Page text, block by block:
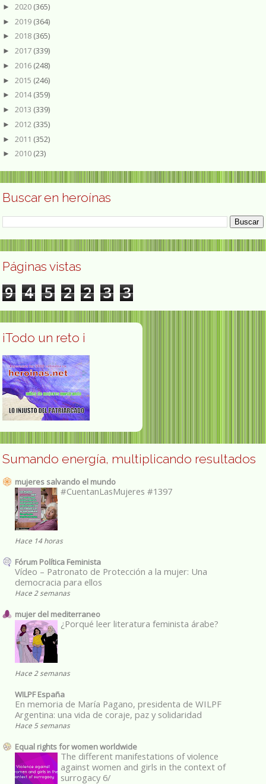
► 2020 (365)
► 2019 (364)
► 2018 (365)
► 2017 (339)
► 2016 (248)
► 2015 (246)
► 2014(359)
► 2013 (339)
► 2012 (335)
► 2011 (352)
► 2010 (23)
Buscar en heroínas
Páginas vistas
9 4 5 2 2 3 3
¡Todo un reto ¡
Sumando energía, multiplicando resultados
mujeres salvando el mundo
#CuentanLasMujeres #1397
Hace 14 horas
Fórum Política Feminista
Vídeo – Patronato de Protección a la mujer: Una
democracia para ellos
Hace 2 semanas
mujer del mediterraneo
¿Porqué leer literatura feminista árabe?
Hace 2 semanas
WILPF España
En memoria de María Pagano, presidenta de WILPF
Argentina: una vida de coraje, paz y solidaridad
Hace 5 semanas
Equal rights for women worldwide
The different manifestations of violence
against women and girls in the context of
surrogacy 6/